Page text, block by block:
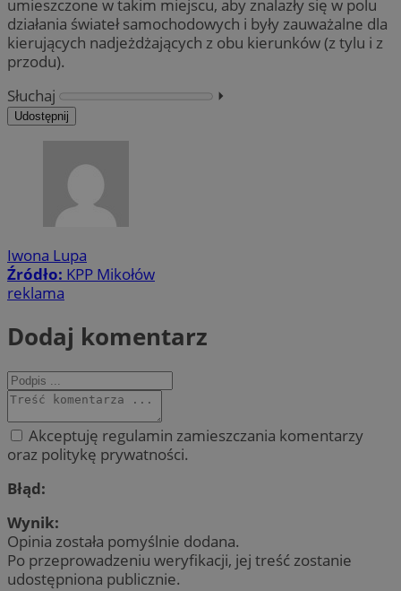
umieszczone w takim miejscu, aby znalazły się w polu
działania świateł samochodowych i były zauważalne dla
kierujących nadjeżdżających z obu kierunków (z tylu i z
przodu).
Słuchaj
⏵︎
Udostępnij
Iwona Lupa
Źródło: KPP Mikołów
reklama
Dodaj komentarz
Akceptuję regulamin zamieszczania komentarzy
oraz politykę prywatności.
Błąd:
Wynik:
Opinia została pomyślnie dodana.
Po przeprowadzeniu weryfikacji, jej treść zostanie
udostępniona publicznie.